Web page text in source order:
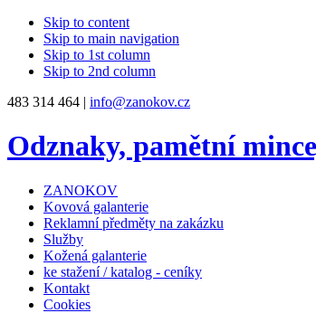
Skip to content
Skip to main navigation
Skip to 1st column
Skip to 2nd column
483 314 464 | info@zanokov.cz
Odznaky, pamětní
ZANOKOV
Kovová galanterie
Reklamní předměty na zakázku
Služby
Kožená galanterie
ke stažení / katalog - ceníky
Kontakt
Cookies